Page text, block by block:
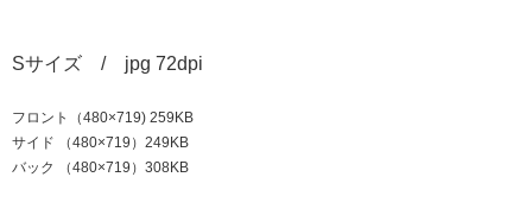
Sサイズ / jpg 72dpi
フロント（480×719) 259KB
サイド （480×719）249KB
バック （480×719）308KB